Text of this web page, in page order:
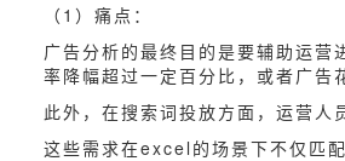
（1）痛点：
广告分析的最终目的是要辅助运
率降幅超过一定百分比，或者广告
此外，在搜索词投放方面，运营
这些需求在excel的场景下不仅匹